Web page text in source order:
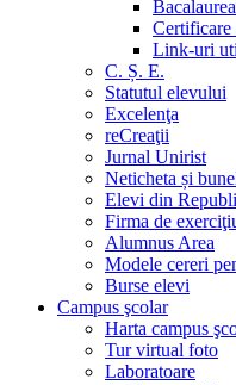
Certificare
Link-uri
C. Ș. E.
Statutul elevului
Excelenţa
reCreaţii
Jurnal Unirist
Neticheta și
Elevi din
Firma de
Alumnus Area
Modele cereri
Burse elevi
Campus şcolar
Harta campus
Tur virtual foto
Laboratoare